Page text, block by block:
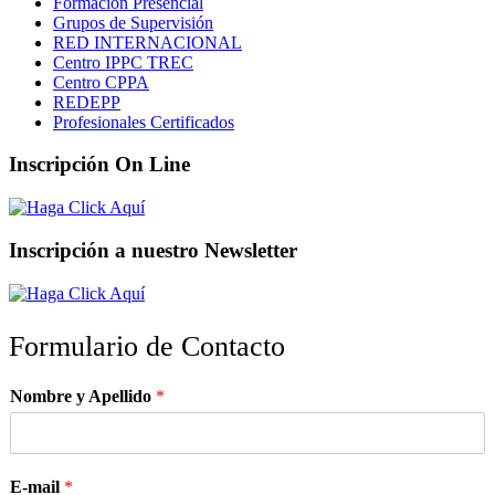
Grupos de Supervisión
RED INTERNACIONAL
Centro IPPC TREC
Centro CPPA
REDEPP
Profesionales Certificados
Inscripción On Line
Inscripción a nuestro Newsletter
Formulario de Contacto
Nombre y Apellido *
E-mail *